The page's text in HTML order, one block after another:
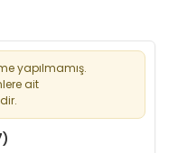
yapılmamış.
ait